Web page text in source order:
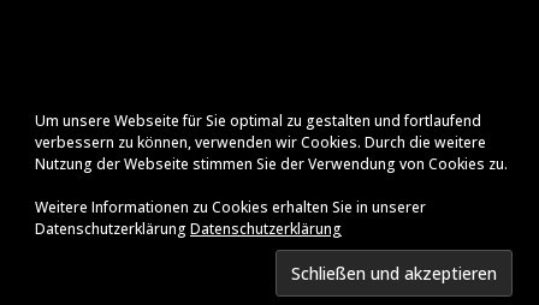
Datenschutzerklärung
© Ralf Zenker
2026
Um unsere Webseite für Sie optimal zu gestalten und fortlaufend
verbessern zu können, verwenden wir Cookies. Durch die weitere
Nutzung der Webseite stimmen Sie der Verwendung von Cookies zu.
Weitere Informationen zu Cookies erhalten Sie in unserer
DatenschutzerklärungDatenschutzerklärung